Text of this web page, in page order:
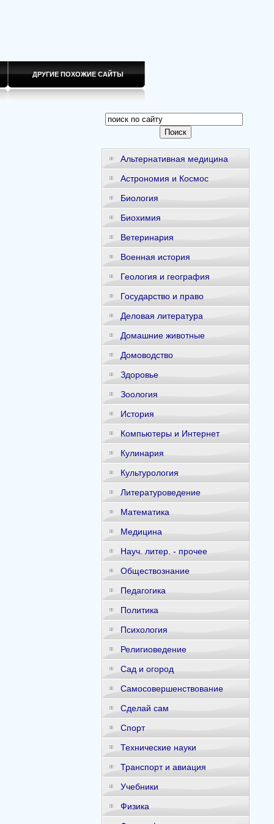
ДРУГИЕ ПОХОЖИЕ САЙТЫ
Альтернативная медицина
Астрономия и Космос
Биология
Биохимия
Ветеринария
Военная история
Геология и география
Государство и право
Деловая литература
Домашние животные
Домоводство
Здоровье
Зоология
История
Компьютеры и Интернет
Кулинария
Культурология
Литературоведение
Математика
Медицина
Науч. литер. - прочее
Обществознание
Педагогика
Политика
Психология
Религиоведение
Сад и огород
Самосовершенствование
Сделай сам
Спорт
Технические науки
Транспорт и авиация
Учебники
Физика